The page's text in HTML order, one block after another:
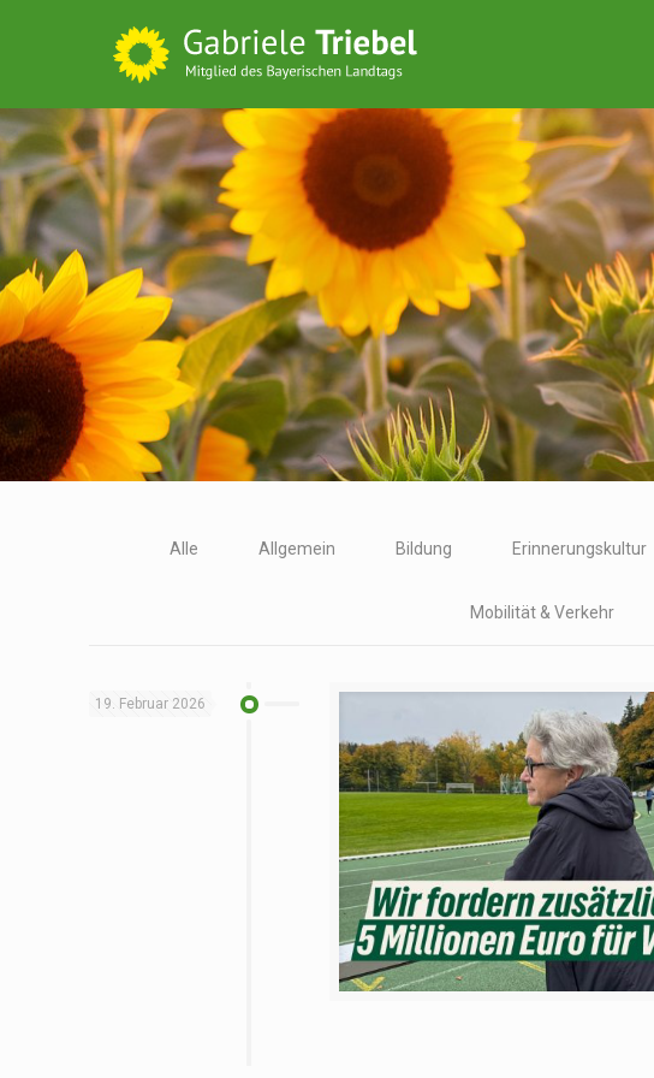
Alle Allgemein Bildung Erinnerungskultur
Mobilität & Verkehr
19. Februar 2026